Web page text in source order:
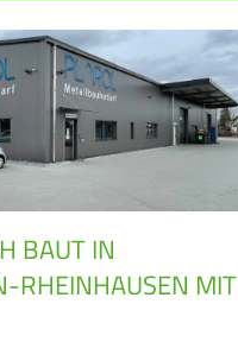
BAUT IN
RHEINHAUSEN MIT